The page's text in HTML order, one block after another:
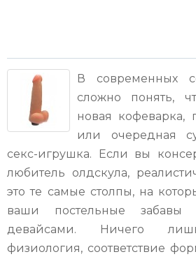
В современных
сложно понять,
новая кофеварка,
или очередная
секс-игрушка. Если вы
любитель олдскула,
это те самые столпы, на
ваши постельные забавы
девайсами. Ничего
физиология, соответствие